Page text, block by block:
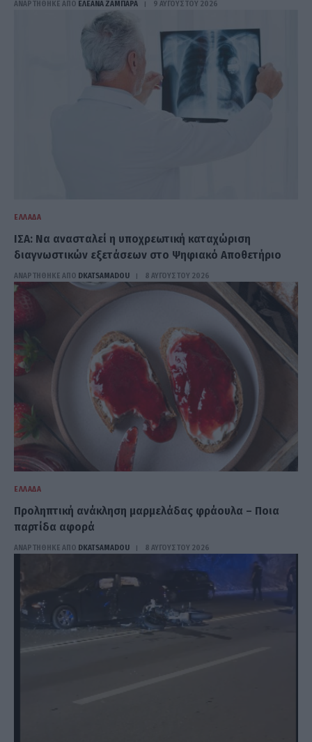
ΑΝΑΡΤΗΘΗΚΕ ΑΠΟ ΕΛΕΑΝΑ ΖΑΜΠΑΡΑ 9 ΑΥΓΟΎΣΤΟΥ 2026
ΕΛΛΆΔΑ
ΙΣΑ: Να ανασταλεί η υποχρεωτική καταχώριση
διαγνωστικών εξετάσεων στο Ψηφιακό Αποθετήριο
ΑΝΑΡΤΗΘΗΚΕ ΑΠΟ DKATSAMADOU 8 ΑΥΓΟΎΣΤΟΥ 2026
ΕΛΛΆΔΑ
Προληπτική ανάκληση μαρμελάδας φράουλα – Ποια
παρτίδα αφορά
ΑΝΑΡΤΗΘΗΚΕ ΑΠΟ DKATSAMADOU 8 ΑΥΓΟΎΣΤΟΥ 2026